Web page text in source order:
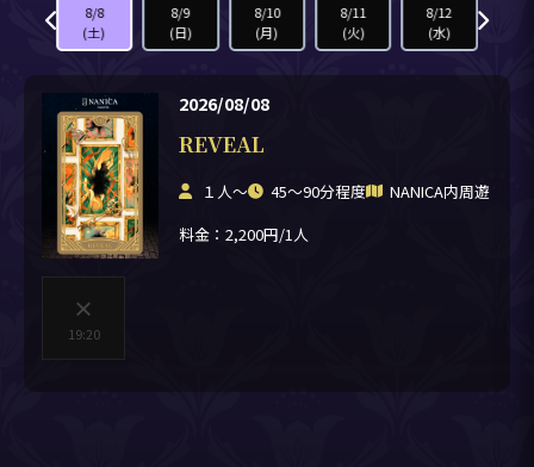
8/8
(土)
8/9
(日)
8/10
(月)
8/11
(火)
8/12
(水)
2026/08/08
REVEAL
１人〜 45〜90分程度
NANICA内周遊
料金：2,200円/1人
×
19:20